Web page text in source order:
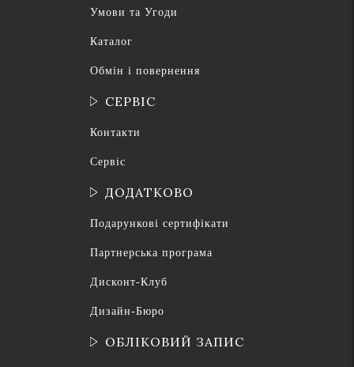
Умови та Угоди
Каталог
Обмін і повернення
СЕРВІС
Контакти
Сервіс
ДОДАТКОВО
Подарункові сертифікати
Партнерська програма
Дисконт-Клуб
Дизайн-Бюро
ОБЛІКОВИЙ ЗАПИС